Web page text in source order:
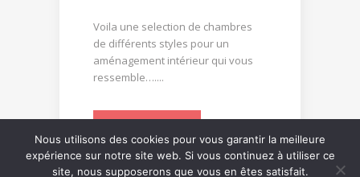
Voila une selection de chambres
de différents styles pour un
aménagement intérieur qui vous
ressemble…....
Nous utilisons des cookies pour vous garantir la meilleure
expérience sur notre site web. Si vous continuez à utiliser ce
site, nous supposerons que vous en êtes satisfait.